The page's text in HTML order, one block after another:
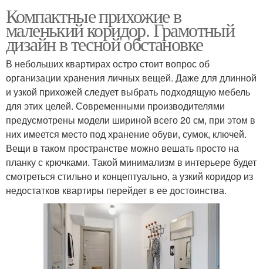
Компактные прихожие в
маленький коридор. Грамотный
дизайн в тесной обстановке
В небольших квартирах остро стоит вопрос об
организации хранения личных вещей. Даже для длинной
и узкой прихожей следует выбрать подходящую мебель
для этих целей. Современными производителями
предусмотрены модели шириной всего 20 см, при этом в
них имеется место под хранение обуви, сумок, ключей.
Вещи в таком пространстве можно вешать просто на
планку с крючками. Такой минимализм в интерьере будет
смотреться стильно и концептуально, а узкий коридор из
недостатков квартиры перейдет в ее достоинства.